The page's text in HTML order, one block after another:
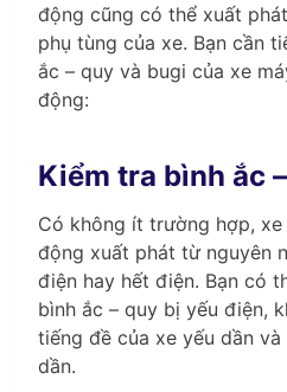
động cũng có thể xuất
phụ tùng của xe. Bạn cần
ắc – quy và bugi của xe
động:
Kiểm tra bình ắc
Có không ít trường hợp,
động xuất phát từ nguyên
điện hay hết điện. Bạn có
bình ắc – quy bị yếu điện,
tiếng đề của xe yếu dần
dần.